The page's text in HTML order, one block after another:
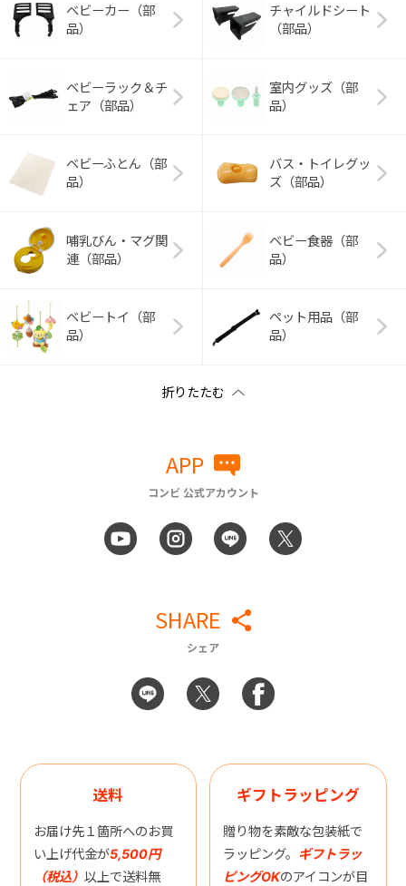
ベビーカー（部
品）
チャイルドシート
（部品）
ベビーラック＆チ
ェア（部品）
室内グッズ（部
品）
ベビーふとん（部
品）
バス・トイレグッ
ズ（部品）
哺乳びん・マグ関
連（部品）
ベビー食器（部
品）
ベビートイ（部
品）
ペット用品（部
品）
APP
コンビ 公式アカウント
SHARE
シェア
送料
お届け先１箇所へのお買
い上げ代金が5,500円
（税込） 以上で送料無
ギフトラッピング
贈り物を素敵な包装紙で
ラッピング。 ギフトラッ
ピングOKのアイコンが目